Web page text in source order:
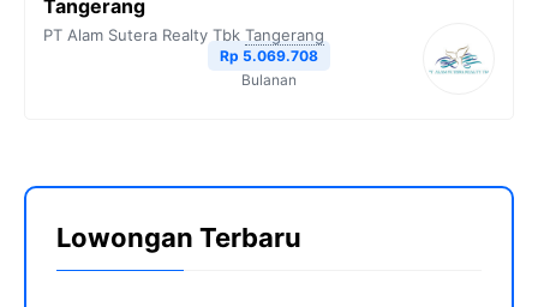
Tangerang
PT Alam Sutera Realty Tbk Tangerang
Rp 5.069.708
Bulanan
Lowongan Terbaru